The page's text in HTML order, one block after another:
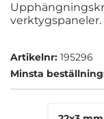
Artikelnr: 195296
Minsta